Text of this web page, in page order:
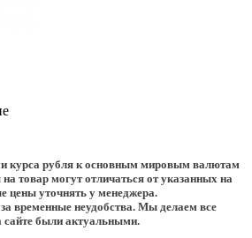
курса рубля к основным мировым валютам
товар могут отличаться от указанных на
цены уточнять у менеджера.
временные неудобства. Мы делаем все
были актуальными.